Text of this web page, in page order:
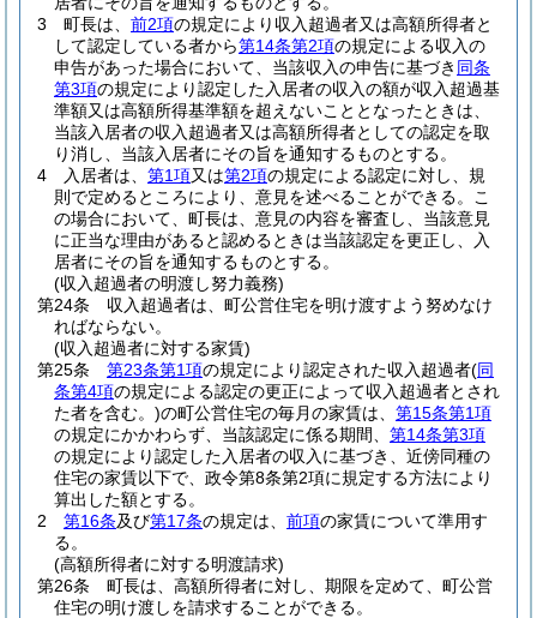
3
町長は、 前2項の規定により収入超過者又は高額所得者と
して認定している者から第14条第2項の規定による収入の
申告があった場合において、当該収入の申告に基づき 同条
第3項の規定により認定した入居者の収入の額が収入超過基
準額又は高額所得基準額を超えないこととなったときは、
当該入居者の収入超過者又は高額所得者としての認定を取
り消し、当該入居者にその旨を通知するものとする。
4
入居者は、 第1項又は第2項の規定による認定に対し、規
則で定めるところにより、意見を述べることができる。
こ
の場合において、町長は、意見の内容を審査し、当該意見
に正当な理由があると認めるときは当該認定を更正し、入
居者にその旨を通知するものとする。
(収入超過者の明渡し努力義務)
第24条
収入超過者は、町公営住宅を明け渡すよう努めなけ
ればならない。
(収入超過者に対する家賃)
第25条
第23条第1項の規定により認定された収入超過者(同
条第4項の規定による認定の更正によって収入超過者とされ
た者を含む。)の町公営住宅の毎月の家賃は、 第15条第1項
の規定にかかわらず、当該認定に係る期間、 第14条第3項
の規定により認定した入居者の収入に基づき、近傍同種の
住宅の家賃以下で、政令第8条第2項に規定する方法により
算出した額とする。
2
第16条及び第17条の規定は、 前項の家賃について準用す
る。
(高額所得者に対する明渡請求)
第26条
町長は、高額所得者に対し、期限を定めて、町公営
住宅の明け渡しを請求することができる。